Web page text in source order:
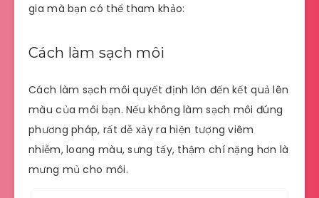
gia mà bạn có thể tham khảo:
Cách làm sạch môi
Cách làm sạch môi quyết định lớn đến kết quả lên
màu của môi bạn. Nếu không làm sạch môi đúng
phương pháp, rất dễ xảy ra hiện tượng viêm
nhiễm, loang màu, sưng tấy, thậm chí nặng hơn là
mưng mủ cho môi.